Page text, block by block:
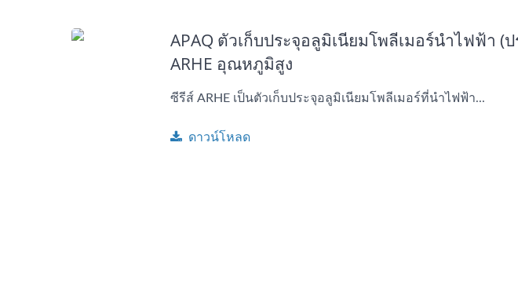
APAQ ตัวเก็บประจุอลูมิเนียมโพลีเมอร์นำไฟฟ้า (ป
ARHE อุณหภูมิสูง
ซีรีส์ ARHE เป็นตัวเก็บประจุอลูมิเนียมโพลีเมอร์ที่นำไฟฟ้า...
ดาวน์โหลด